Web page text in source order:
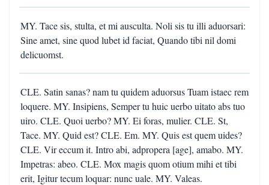
MY. Tace sis, stulta, et mi ausculta. Noli sis tu illi aduorsari:
Sine amet, sine quod lubet id faciat, Quando tibi nil domi
delicuomst.
CLE. Satin sanas? nam tu quidem aduorsus Tuam istaec rem
loquere. MY. Insipiens, Semper tu huic uerbo uitato abs tuo
uiro. CLE. Quoi uerbo? MY. Ei foras, mulier. CLE. St,
Tace. MY. Quid est? CLE. Em. MY. Quis est quem uides?
CLE. Vir eccum it. Intro abi, adpropera [age], amabo. MY.
Impetras: abeo. CLE. Mox magis quom otium mihi et tibi
erit, Igitur tecum loquar: nunc uale. MY. Valeas.